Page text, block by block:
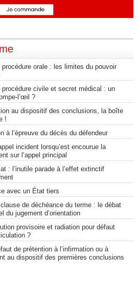
procédure orale : les limites du pouvoir
civile et secret médical : un
l’œil ?
au dispositif des conclusions, la boîte
!
à l’épreuve du décès du défendeur
incident lorsqu’est encourue la
sur l’appel principal
: l’inutile parade à l’effet extinctif
avec un État tiers
de déchéance du terme : le débat
du jugement d’orientation
provisoire et radiation pour défaut
?
de prétention à l’infirmation ou à
au dispositif des premières conclusions